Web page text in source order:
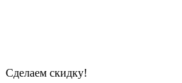
Сделаем скидку!